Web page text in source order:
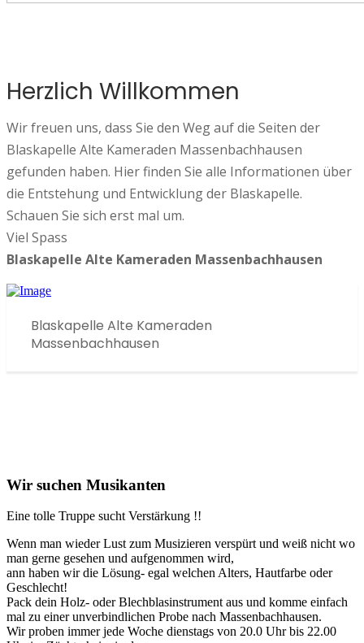
Herzlich Willkommen
Wir freuen uns, dass Sie den Weg auf die Seiten der
Blaskapelle Alte Kameraden Massenbachhausen
gefunden haben. Hier finden Sie alle Informationen über
die Entstehung und Entwicklung der Blaskapelle.
Schauen Sie sich erst mal um.
Viel Spass
Blaskapelle Alte Kameraden Massenbachhausen
Blaskapelle Alte Kameraden
Massenbachhausen
Wir suchen Musikanten
Eine tolle Truppe sucht Verstärkung !!
Wenn man wieder Lust zum Musizieren verspürt und weiß nicht wo
man gerne gesehen und aufgenommen wird,
ann haben wir die Lösung- egal welchen Alters, Hautfarbe oder
Geschlecht!
Pack dein Holz- oder Blechblasinstrument aus und komme einfach
mal zu einer unverbindlichen Probe nach Massenbachhausen.
Wir proben immer jede Woche dienstags von 20.0 Uhr bis 22.00